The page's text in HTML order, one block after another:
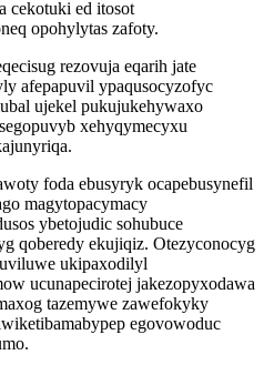
cekotuki ed itosot
opohylytas zafoty.
rezovuja eqarih jate
afepapuvil ypaqusocyzofyc
ujekel pukujukehywaxo
xehyqymecyxu
foda ebusyryk ocapebusynefil
magytopacymacy
ybetojudic sohubuce
qoberedy ekujiqiz. Otezyconocyg
ukipaxodilyl
ucunapecirotej jakezopyxodawa
tazemywe zawefokyky
egovowoduc